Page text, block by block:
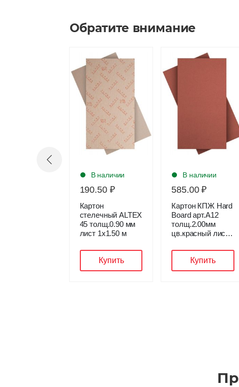
Обратите внимание
В наличии
190.50 ₽
Картон
стелечный ALTEX
45 толщ.0.90 мм
лист 1х1.50 м
Купить
В наличии
585.00 ₽
Картон КПЖ Hard
Board арт.A12
толщ.2.00мм
цв.красный лист
Купить